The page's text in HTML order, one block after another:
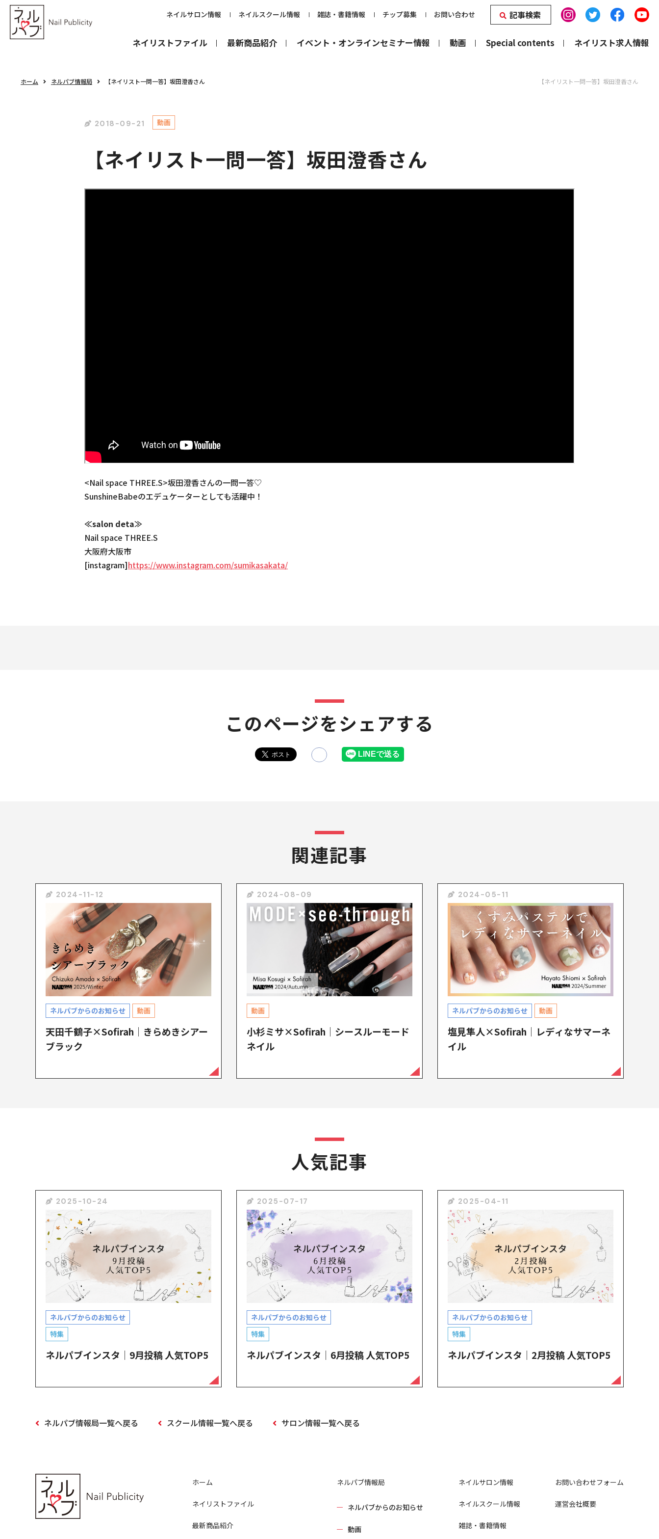
ネイルサロン情報 ネイルスクール情報 雑誌・書籍情報 チップ募集 お問い合わせ
ネイリストファイル 最新商品紹介 イベント・オンラインセミナー情報 動画 Special contents ネイリスト求人情報
記事検索
ホーム ネルパブ情報局 【ネイリスト一問一答】坂田澄香さん 【ネイリスト一問一答】坂田澄香さん
2018-09-21 動画
【ネイリスト一問一答】坂田澄香さん
<Nail space THREE.S>坂田澄香さんの一問一答♡
SunshineBabeのエデュケーターとしても活躍中！
≪salon deta≫
Nail space THREE.S
大阪府大阪市
[instagram]https://www.instagram.com/sumikasakata/
このページをシェアする
関連記事
2024-11-12
ネルパブからのお知らせ 動画
天田千鶴子×Sofirah｜きらめきシアー
ブラック
2024-08-09
動画
小杉ミサ×Sofirah｜シースルーモード
ネイル
2024-05-11
ネルパブからのお知らせ 動画
塩見隼人×Sofirah｜レディなサマーネ
イル
人気記事
2025-10-24
ネルパブからのお知らせ
特集
ネルパブインスタ｜9月投稿 人気TOP5
2025-07-17
ネルパブからのお知らせ
特集
ネルパブインスタ｜6月投稿 人気TOP5
2025-04-11
ネルパブからのお知らせ
特集
ネルパブインスタ｜2月投稿 人気TOP5
ネルパブ情報局一覧へ戻る スクール情報一覧へ戻る サロン情報一覧へ戻る
ホーム
ネイリストファイル
最新商品紹介
ネルパブ情報局
ネルパブからのお知らせ
動画
ネイルサロン情報
ネイルスクール情報
雑誌・書籍情報
お問い合わせフォーム
運営会社概要